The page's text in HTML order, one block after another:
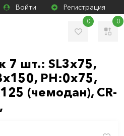
Войти Регистрация
0 0
7 шт.: SL3х75,
PH:0х75,
(чемодан), CR-